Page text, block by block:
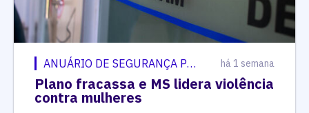
ANUÁRIO DE SEGURANÇA PÚBLICA há 1 semana
Plano fracassa e MS lidera violência
contra mulheres